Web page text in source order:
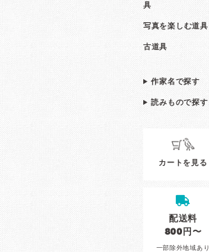
具
写真を楽しむ道具
古道具
作家名で探す
読みもので探す
カートを見る
配送料
800円〜
一部除外地域あり